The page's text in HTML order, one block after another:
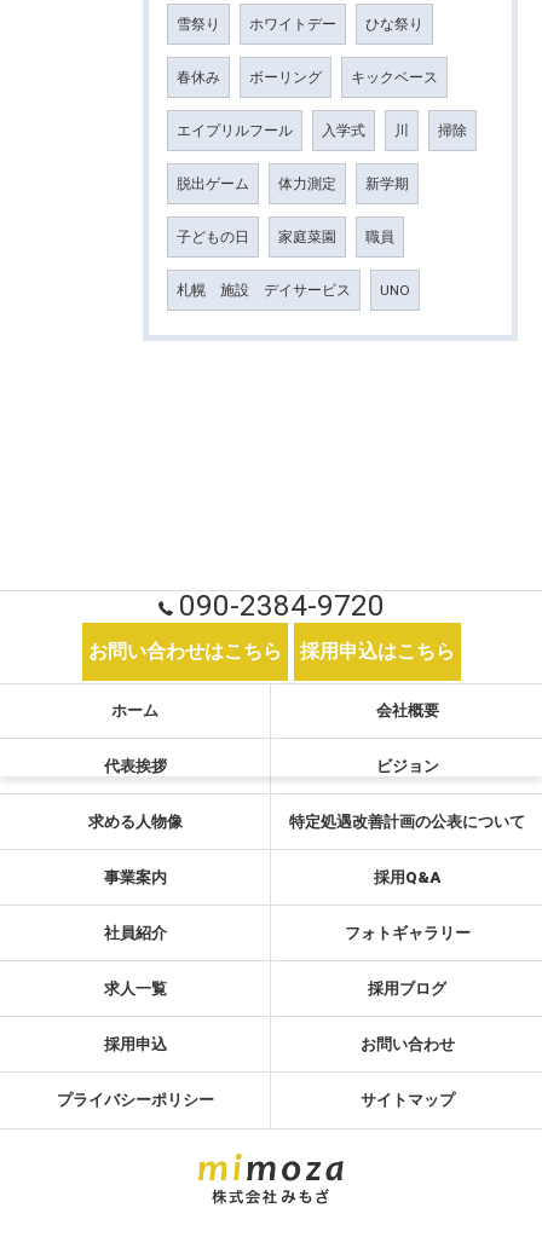
雪祭り ホワイトデー ひな祭り
春休み ボーリング キックベース
エイプリルフール 入学式 川 掃除
脱出ゲーム 体力測定 新学期
子どもの日 家庭菜園 職員
札幌 施設 デイサービス UNO
090-2384-9720
お問い合わせはこちら 採用申込はこちら
ホーム 会社概要
代表挨拶 ビジョン
求める人物像 特定処遇改善計画の公表について
事業案内 採用Q&A
社員紹介 フォトギャラリー
求人一覧 採用ブログ
採用申込 お問い合わせ
プライバシーポリシー サイトマップ